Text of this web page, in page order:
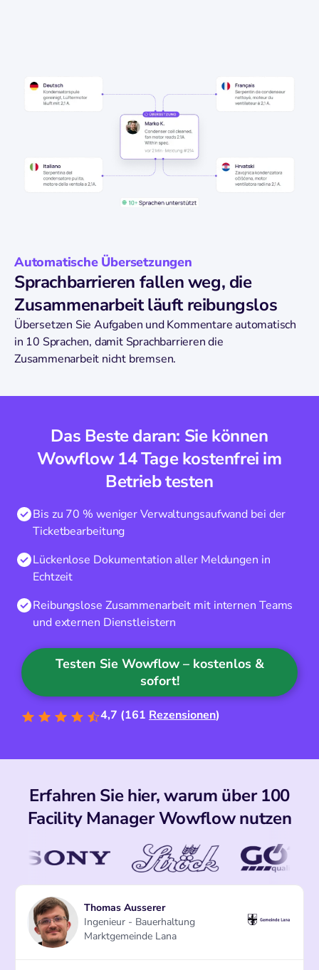
Automatische Übersetzungen
Sprachbarrieren fallen weg, die
Zusammenarbeit läuft reibungslos
Übersetzen Sie Aufgaben und Kommentare automatisch
in 10 Sprachen, damit Sprachbarrieren die
Zusammenarbeit nicht bremsen.
Das Beste daran: Sie können
Wowflow 14 Tage kostenfrei im
Betrieb testen
Bis zu 70 % weniger Verwaltungsaufwand bei der
Ticketbearbeitung
Lückenlose Dokumentation aller Meldungen in
Echtzeit
Reibungslose Zusammenarbeit mit internen Teams
und externen Dienstleistern
Testen Sie Wowflow – kostenlos &
sofort!
4,7 (161 Rezensionen)
Erfahren Sie hier, warum über 100
Facility Manager Wowflow nutzen
David Smaniotto
Geschäftsführer
ARO Konsortium